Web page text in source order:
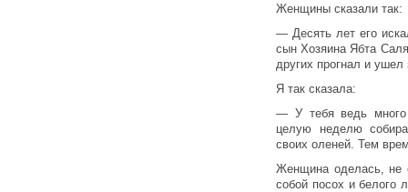
Женщины сказали так:
— Десять лет его
сын Хозяина Ябта
других прогнал и ушел
Я так сказала:
— У тебя ведь
целую неделю
своих оленей. Тем
Женщина оделась, не
собой посох и белого